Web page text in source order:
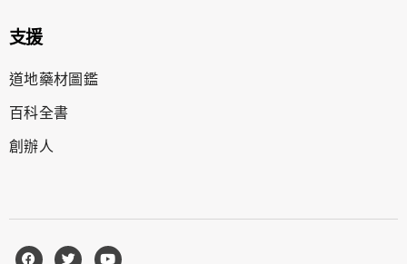
支援
道地藥材圖鑑
百科全書
創辦人